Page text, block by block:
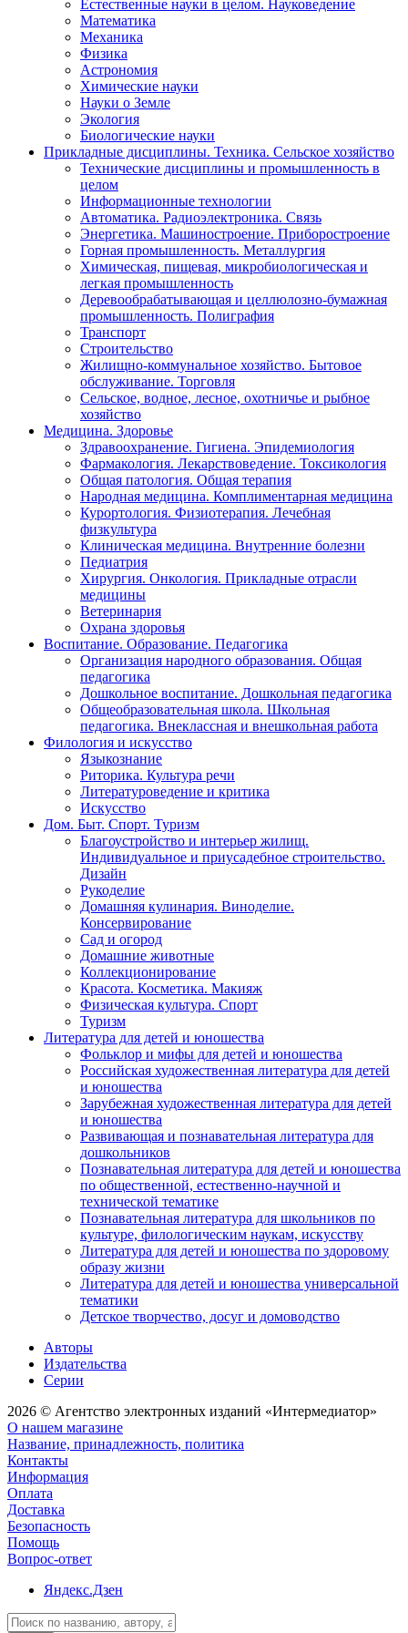
Естественные науки в целом. Науковедение
Математика
Механика
Физика
Астрономия
Химические науки
Науки о Земле
Экология
Биологические науки
Прикладные дисциплины. Техника. Сельское хозяйство
Технические дисциплины и промышленность в
целом
Информационные технологии
Автоматика. Радиоэлектроника. Связь
Энергетика. Машиностроение. Приборостроение
Горная промышленность. Металлургия
Химическая, пищевая, микробиологическая и
легкая промышленность
Деревообрабатывающая и целлюлозно-бумажная
промышленность. Полиграфия
Транспорт
Строительство
Жилищно-коммунальное хозяйство. Бытовое
обслуживание. Торговля
Сельское, водное, лесное, охотничье и рыбное
хозяйство
Медицина. Здоровье
Здравоохранение. Гигиена. Эпидемиология
Фармакология. Лекарствоведение. Токсикология
Общая патология. Общая терапия
Народная медицина. Комплиментарная медицина
Курортология. Физиотерапия. Лечебная
физкультура
Клиническая медицина. Внутренние болезни
Педиатрия
Хирургия. Онкология. Прикладные отрасли
медицины
Ветеринария
Охрана здоровья
Воспитание. Образование. Педагогика
Организация народного образования. Общая
педагогика
Дошкольное воспитание. Дошкольная педагогика
Общеобразовательная школа. Школьная
педагогика. Внеклассная и внешкольная работа
Филология и искусство
Языкознание
Риторика. Культура речи
Литературоведение и критика
Искусство
Дом. Быт. Спорт. Туризм
Благоустройство и интерьер жилищ.
Индивидуальное и приусадебное строительство.
Дизайн
Рукоделие
Домашняя кулинария. Виноделие.
Консервирование
Сад и огород
Домашние животные
Коллекционирование
Красота. Косметика. Макияж
Физическая культура. Спорт
Туризм
Литература для детей и юношества
Фольклор и мифы для детей и юношества
Российская художественная литература для детей
и юношества
Зарубежная художественная литература для детей
и юношества
Развивающая и познавательная литература для
дошкольников
Познавательная литература для детей и юношества
по общественной, естественно-научной и
технической тематике
Познавательная литература для школьников по
культуре, филологическим наукам, искусству
Литература для детей и юношества по здоровому
образу жизни
Литература для детей и юношества универсальной
тематики
Детское творчество, досуг и домоводство
Авторы
Издательства
Серии
2026 © Агентство электронных изданий «Интермедиатор»
О нашем магазине
Название, принадлежность, политика
Контакты
Информация
Оплата
Доставка
Безопасность
Помощь
Вопрос-ответ
Яндекс.Дзен